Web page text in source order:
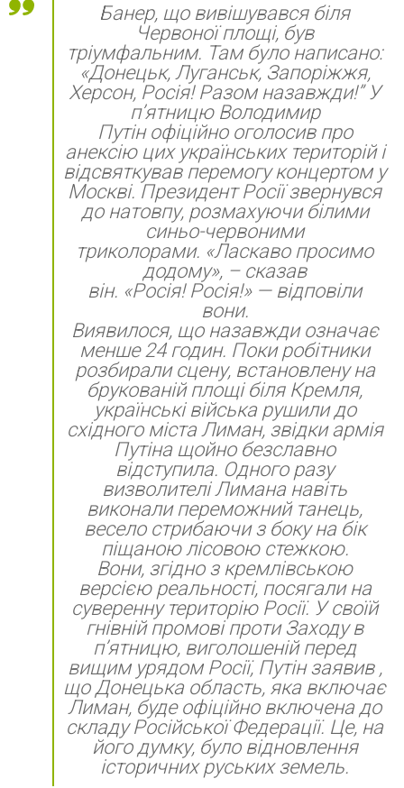
Банер, що вивішувався біля
Червоної площі, був
тріумфальним. Там було написано:
«Донецьк, Луганськ, Запоріжжя,
Херсон, Росія! Разом назавжди!” У
п’ятницю Володимир
Путін офіційно оголосив про
анексію цих українських територій і
відсвяткував перемогу концертом у
Москві. Президент Росії звернувся
до натовпу, розмахуючи білими
синьо-червоними
триколорами. «Ласкаво просимо
додому», – сказав
він. «Росія! Росія!» — відповіли
вони.
Виявилося, що назавжди означає
менше 24 годин. Поки робітники
розбирали сцену, встановлену на
брукованій площі біля Кремля,
українські війська рушили до
східного міста Лиман, звідки армія
Путіна щойно безславно
відступила. Одного разу
визволителі Лимана навіть
виконали переможний танець,
весело стрибаючи з боку на бік
піщаною лісовою стежкою.
Вони, згідно з кремлівською
версією реальності, посягали на
суверенну територію Росії. У своїй
гнівній промові проти Заходу в
п’ятницю, виголошеній перед
вищим урядом Росії, Путін заявив ,
що Донецька область, яка включає
Лиман, буде офіційно включена до
складу Російської Федерації. Це, на
його думку, було відновлення
історичних руських земель.